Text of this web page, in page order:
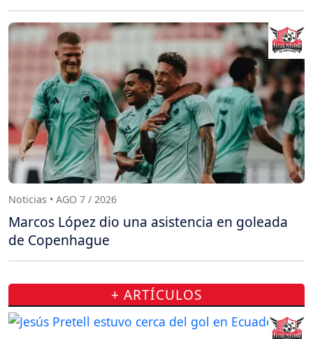
Noticias • AGO 7 / 2026
Marcos López dio una asistencia en goleada
de Copenhague
+ ARTÍCULOS